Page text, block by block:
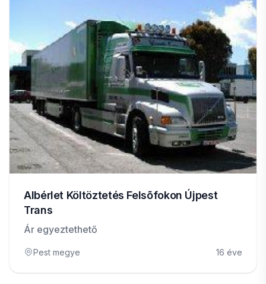
Albérlet Költöztetés Felsõfokon Újpest
Trans
Ár egyeztethető
Pest megye 16 éve